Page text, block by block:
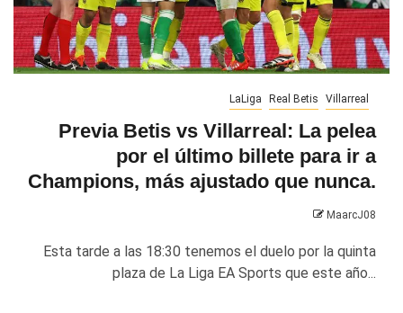
LaLiga Real Betis Villarreal
Previa Betis vs Villarreal: La pelea
por el último billete para ir a
Champions, más ajustado que nunca.
MaarcJ08
Esta tarde a las 18:30 tenemos el duelo por la quinta
plaza de La Liga EA Sports que este año...